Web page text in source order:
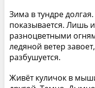
Зима в тундре
показывается. Лишь
разноцветными
ледяной ветер
разбушуется.
Живёт куличок в